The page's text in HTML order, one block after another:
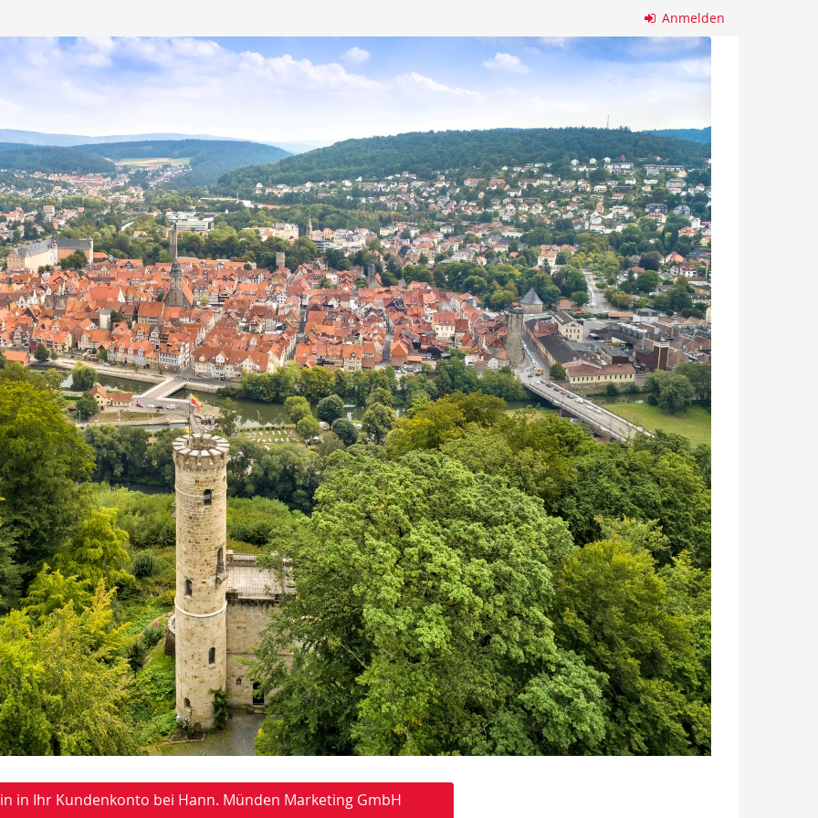
Anmelden
in Ihr Kundenkonto bei Hann. Münden Marketing GmbH